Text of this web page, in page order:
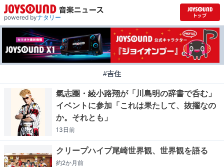
powered byナタリー
#吉住
氣志團・綾小路翔が「川島明の辞書で呑む」
イベントに参加「これは果たして、抜擢なの
か。それとも」
13日前
クリープハイプ尾崎世界観、世界観を語る
約2か月前